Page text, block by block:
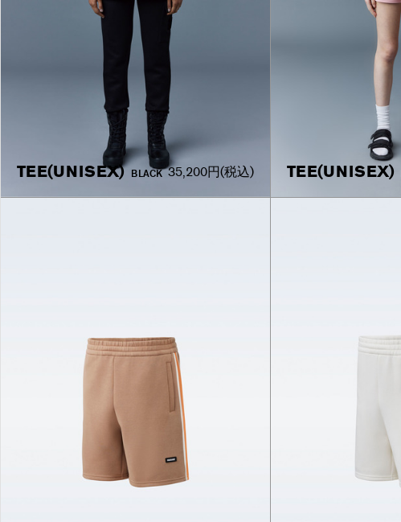
TEE(UNISEX) BLACK 35,200円(税込) TEE(UNISEX)